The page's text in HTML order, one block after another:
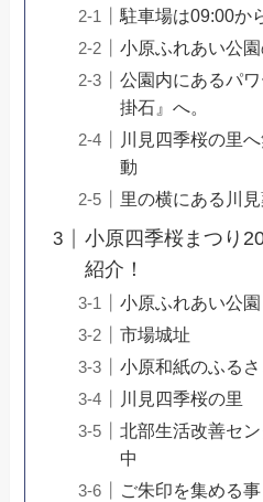
駐車場は09:00か
小原ふれあい公
公園内にあるパ
掛石』へ。
川見四季桜の里
動
里の横にある川
小原四季桜まつり
紹介！
小原ふれあい公園
市場城址
小原和紙のふるさ
川見四季桜の里
北部生活改善セ
中
ご朱印を集める事